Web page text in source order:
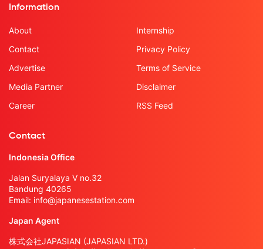
Information
About
Contact
Advertise
Media Partner
Career
Internship
Privacy Policy
Terms of Service
Disclaimer
RSS Feed
Contact
Indonesia Office
Jalan Suryalaya V no.32
Bandung 40265
Email: info@japanesestation.com
Japan Agent
株式会社JAPASIAN (JAPASIAN LTD.)